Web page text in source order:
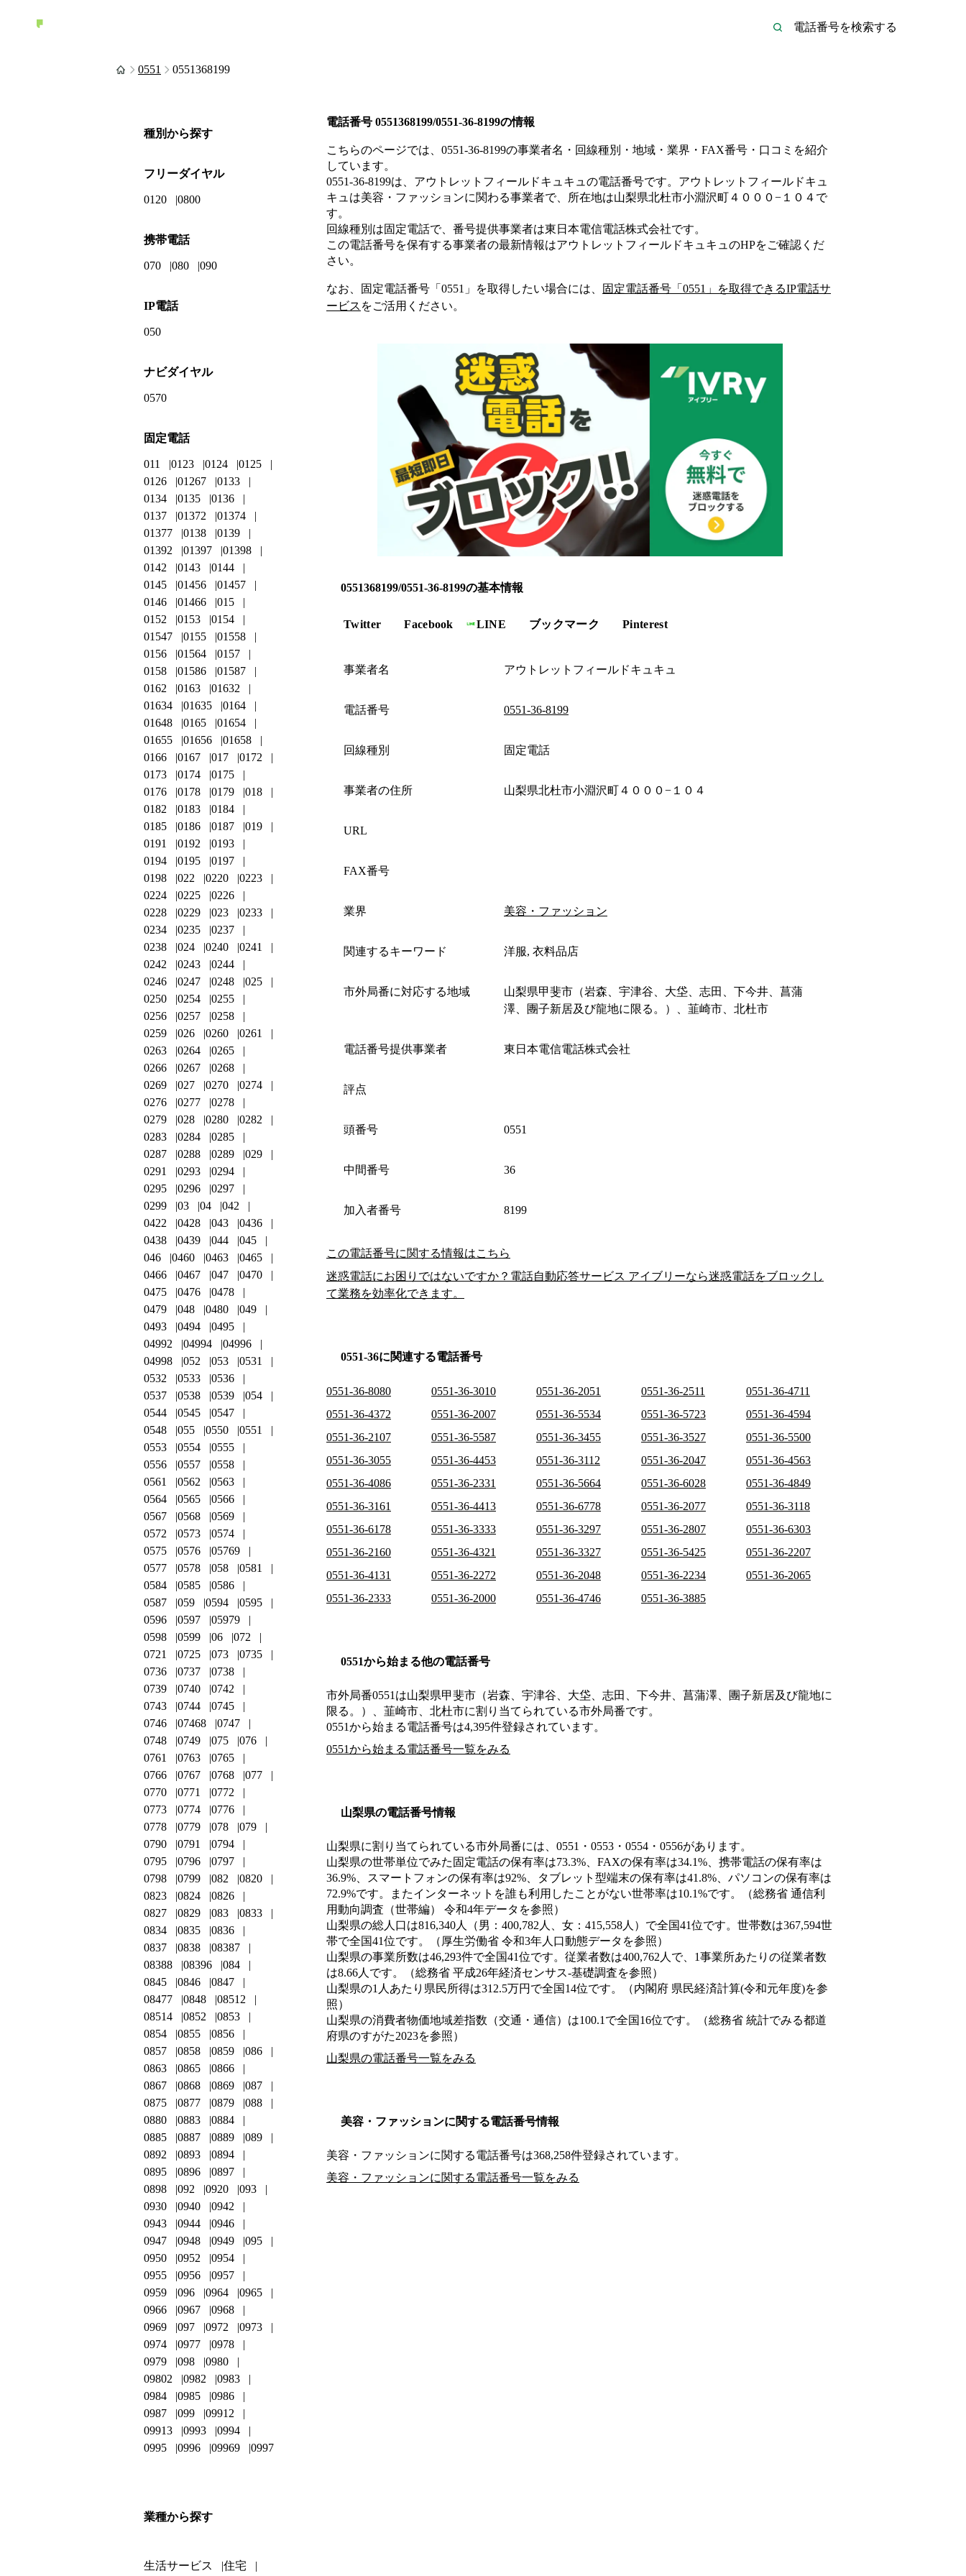
0551 0551368199
電話番号 0551368199/0551-36-8199の情報
こちらのページでは、 0551-36-8199の事業者名・回線種別・地域・業界・FAX番号・口コミを紹介
しています。
0551-36-8199は、 アウトレットフィールドキュキュ の電話番号です。 アウトレットフィールドキュ
キュは美容・ファッションに関わる事業者で、所在地は山梨県北杜市小淵沢町４０００−１０４ で
す。
回線種別は固定電話で、番号提供事業者は東日本電信電話株式会社です。
この電話番号を保有する事業者の最新情報はアウトレットフィールドキュキュ のHPをご確認くだ
さい。
なお、固定電話番号「 0551 」を取得したい場合には、 固定電話番号「 0551 」を取得できるIP電話サ
ービス をご活用ください。
0551368199/0551-36-8199の基本情報
Twitter Facebook LINE ブックマーク Pinterest
事業者名 アウトレットフィールドキュキュ
電話番号 0551-36-8199
回線種別 固定電話
事業者の住所 山梨県北杜市小淵沢町４０００−１０４
URL
FAX番号
業界 美容・ファッション
関連するキーワード 洋服, 衣料品店
市外局番に対応する地域
山梨県甲斐市（岩森、宇津谷、大垈、志田、下今井、菖蒲
澤、團子新居及び龍地に限る。）、韮崎市、北杜市
電話番号提供事業者 東日本電信電話株式会社
評点
頭番号 0551
中間番号 36
加入者番号 8199
この電話番号に関する情報はこちら
迷惑電話にお困りではないですか？電話自動応答サービス アイブリーなら迷惑電話をブロックし
て業務を効率化できます。
0551-36に関連する電話番号
0551-36-8080 0551-36-3010 0551-36-2051 0551-36-2511
0551-36-4711
0551-36-4372
0551-36-2007 0551-36-5534 0551-36-5723
0551-36-4594
0551-36-2107
0551-36-5587 0551-36-3455 0551-36-3527
0551-36-5500
0551-36-3055
0551-36-4453 0551-36-3112 0551-36-2047
0551-36-4563
0551-36-4086
0551-36-2331 0551-36-5664 0551-36-6028
0551-36-4849
0551-36-3161
0551-36-4413 0551-36-6778 0551-36-2077
0551-36-3118
0551-36-6178
0551-36-3333 0551-36-3297 0551-36-2807
0551-36-6303
0551-36-2160
0551-36-4321 0551-36-3327 0551-36-5425
0551-36-2207
0551-36-4131
0551-36-2272 0551-36-2048 0551-36-2234
0551-36-2065
0551-36-2333
0551-36-2000 0551-36-4746 0551-36-3885
0551から始まる他の電話番号
市外局番0551 は山梨県甲斐市（岩森、宇津谷、大垈、志田、下今井、菖蒲澤、團子新居及び龍地に
限る。）、韮崎市、北杜市に割り当てられている市外局番です。
0551から始まる電話番号は4,395件登録されています。
0551から始まる電話番号一覧をみる
山梨県の電話番号情報
山梨県に割り当てられている市外局番には、0551・0553・0554・0556があります。
山梨県の世帯単位でみた固定電話の保有率は73.3%、FAXの保有率は34.1%、携帯電話の保有率は
36.9%、スマートフォンの保有率は92%、タブレット型端末の保有率は41.8%、パソコンの保有率は
72.9%です。またインターネットを誰も利用したことがない世帯率は10.1%です。（総務省 通信利
用動向調査（世帯編） 令和4年データを参照）
山梨県の総人口は816,340人（男：400,782人、女：415,558人）で全国41位です。世帯数は367,594世
帯で全国41位です。（厚生労働省 令和3年人口動態データを参照）
山梨県の事業所数は46,293件で全国41位です。従業者数は400,762人で、1事業所あたりの従業者数
は8.66人です。（総務省 平成26年経済センサス‐基礎調査を参照）
山梨県の1人あたり県民所得は312.5万円で全国14位です。（内閣府 県民経済計算(令和元年度)を参
照）
山梨県の消費者物価地域差指数（交通・通信）は100.1で全国16位です。（総務省 統計でみる都道
府県のすがた2023を参照）
山梨県の電話番号一覧をみる
美容・ファッションに関する電話番号情報
美容・ファッションに関する電話番号は368,258件登録されています。
美容・ファッションに関する電話番号一覧をみる
種別から探す
フリーダイヤル
0120 0800
携帯電話
070 080 090
IP電話
050
ナビダイヤル
0570
固定電話
011 0123 0124
0125
0126
01267
0133
0134
0135
0136
0137
01372
01374
01377
0138
0139
01392
01397
01398
0142
0143
0144
0145
01456
01457
0146
01466
015
0152
0153
0154
01547
0155
01558
0156
01564
0157
0158
01586
01587
0162
0163
01632
01634
01635
0164
01648
0165
01654
01655
01656
01658
0166
0167 017
0172
0173
0174
0175
0176
0178 0179
018
0182
0183
0184
0185
0186 0187
019
0191
0192
0193
0194
0195
0197
0198
022 0220
0223
0224
0225
0226
0228
0229 023
0233
0234
0235
0237
0238
024 0240
0241
0242
0243
0244
0246
0247 0248
025
0250
0254
0255
0256
0257
0258
0259
026 0260
0261
0263
0264
0265
0266
0267
0268
0269
027 0270
0274
0276
0277
0278
0279
028 0280
0282
0283
0284
0285
0287
0288 0289
029
0291
0293
0294
0295
0296
0297
0299
03 04
042
0422
0428 043
0436
0438
0439 044
045
046
0460 0463
0465
0466
0467 047
0470
0475
0476
0478
0479
048 0480
049
0493
0494
0495
04992
04994
04996
04998
052 053
0531
0532
0533
0536
0537
0538 0539
054
0544
0545
0547
0548
055 0550
0551
0553
0554
0555
0556
0557
0558
0561
0562
0563
0564
0565
0566
0567
0568
0569
0572
0573
0574
0575
0576
05769
0577
0578 058
0581
0584
0585
0586
0587
059 0594
0595
0596
0597
05979
0598
0599 06
072
0721
0725 073
0735
0736
0737
0738
0739
0740
0742
0743
0744
0745
0746
07468
0747
0748
0749 075
076
0761
0763
0765
0766
0767 0768
077
0770
0771
0772
0773
0774
0776
0778
0779 078
079
0790
0791
0794
0795
0796
0797
0798
0799 082
0820
0823
0824
0826
0827
0829 083
0833
0834
0835
0836
0837
0838
08387
08388
08396
084
0845
0846
0847
08477
0848
08512
08514
0852
0853
0854
0855
0856
0857
0858 0859
086
0863
0865
0866
0867
0868 0869
087
0875
0877 0879
088
0880
0883
0884
0885
0887 0889
089
0892
0893
0894
0895
0896
0897
0898
092 0920
093
0930
0940
0942
0943
0944
0946
0947
0948 0949
095
0950
0952
0954
0955
0956
0957
0959
096 0964
0965
0966
0967
0968
0969
097 0972
0973
0974
0977
0978
0979
098
0980
09802
0982
0983
0984
0985
0986
0987
099
09912
09913
0993
0994
0995
0996 09969 0997
業種から探す
生活サービス 住宅